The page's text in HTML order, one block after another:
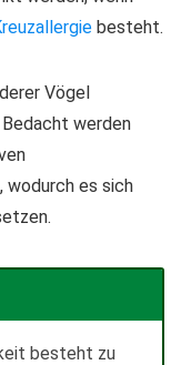
besteht.
Vögel
werden
wodurch es sich
besteht zu